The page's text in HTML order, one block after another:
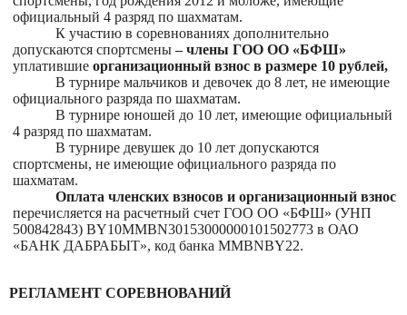
официальный 4 разряд по шахматам.
К участию в соревнованиях дополнительно
допускаются спортсмены– члены ГОО ОО «БФШ»
уплатившие организационный взнос в размере 10 рублей,
В турнире мальчиков и девочек до 8 лет, не имеющие
официального разряда по шахматам.
В турнире юношей до 10 лет, имеющие официальный
4 разряд по шахматам.
В турнире девушек до 10 лет допускаются
спортсмены, не имеющие официального разряда по
шахматам.
Оплата членских взносов и организационный взнос
перечисляется на расчетный счет ГОО ОО «БФШ» (УНП
500842843) BY10MMBN30153000000101502773 в ОАО
«БАНК ДАБРАБЫТ», код банка MMBNBY22.
РЕГЛАМЕНТ СОРЕВНОВАНИЙ